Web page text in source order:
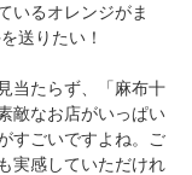
いるオレンジがま
送りたい！
当たらず、「麻布十
敵なお店がいっぱい
すごいですよね。ご
実感していただけれ